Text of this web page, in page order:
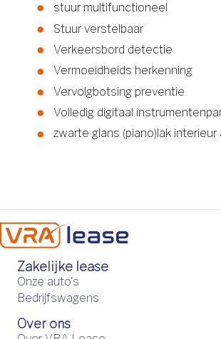
stuur multifunctioneel
Stuur verstelbaar
Verkeersbord detectie
Vermoeidheids herkenning
Vervolgbotsing preventie
Volledig digitaal
zwarte glans (piano)lak
Zakelijke lease
Onze auto's
Bedrijfswagens
Over ons